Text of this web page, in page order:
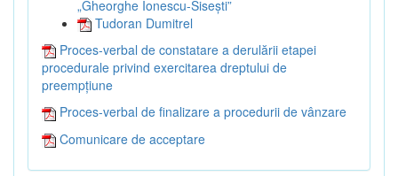
„Gheorghe Ionescu-Sisești”
Tudoran Dumitrel
Proces-verbal de constatare a derulării etapei
procedurale privind exercitarea dreptului de
preempțiune
Proces-verbal de finalizare a procedurii de vânzare
Comunicare de acceptare